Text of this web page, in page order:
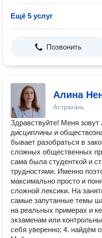
Ещё 5 услуг
Позвонить
Алина
Астрахань
Здравствуйте! Меня
дисциплины и
бывает разобраться в
сложных общественных
сама была студенткой и
трудностями. Именно
максимально просто и
сложной лексики. На
самые запутанные темы
на реальных примерах и
экзаменам или
себя уверенно; 4. найдём